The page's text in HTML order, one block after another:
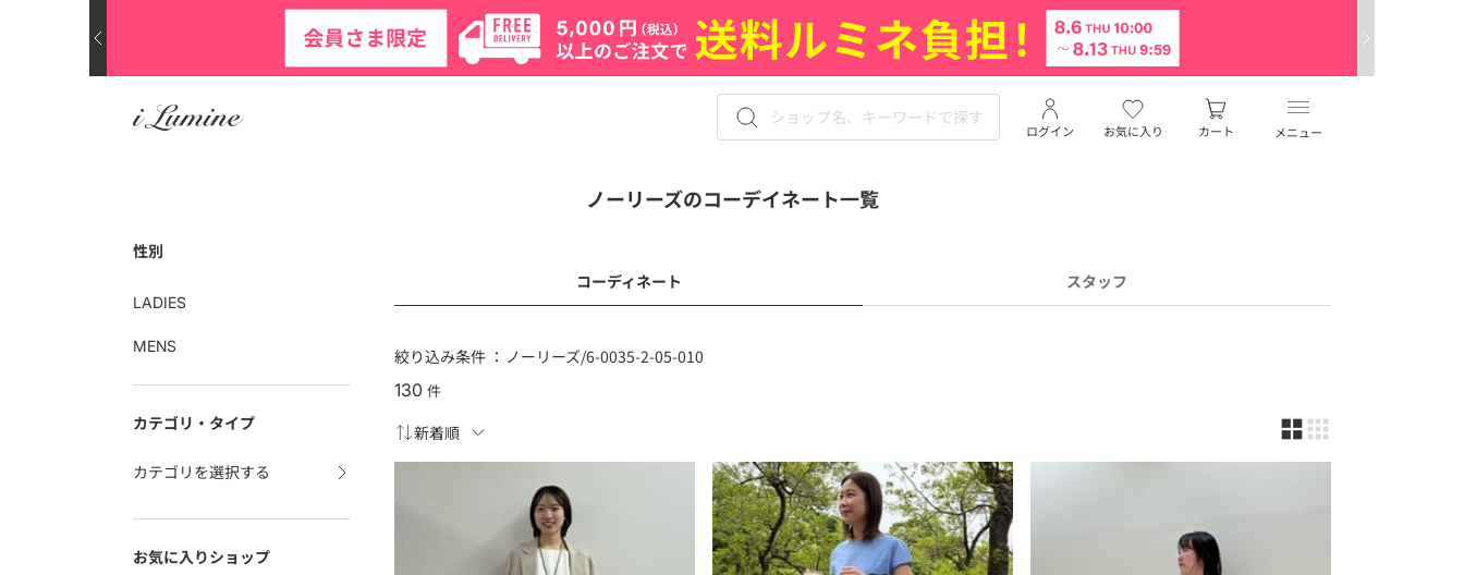
メニュー
お気に入り
ログイン カート
ノーリーズのコーデイネート一覧
性別
LADIES
MENS
カテゴリ・タイプ
カテゴリを選択する
お気に入りショップ
コーディネート スタッフ
絞り込み条件 ： ノーリーズ/6-0035-2-05-010
130 件